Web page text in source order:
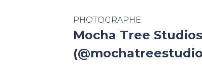
PHOTOGRAPHE
Mocha Tree Studios